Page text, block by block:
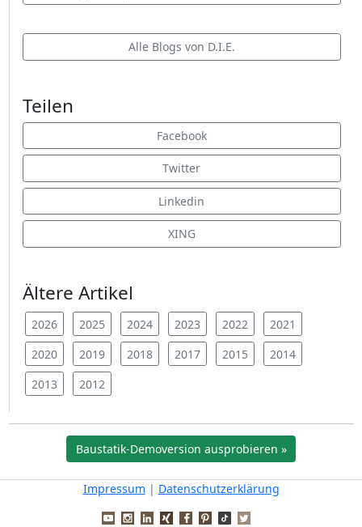
Alle Blogs von D.I.E.
Teilen
Facebook
Twitter
Linkedin
XING
Ältere Artikel
2026 2025 2024 2023 2022
2021
2020
2019 2018 2017 2015
2014
2013
2012
Baustatik-Demoversion ausprobieren »
Impressum | Datenschutzerklärung